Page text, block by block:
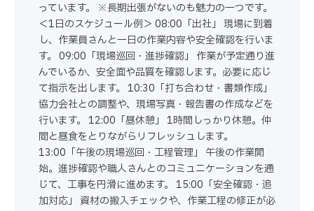
っています。 ※長期出張がないのも魅力の一つです。
＜1日のスケジュール例＞ 08:00「出社」 現場に到着
し、作業員さんと一日の作業内容や安全確認を行いま
す。 09:00「現場巡回・進捗確認」 作業が予定通り進
んでいるか、安全面や品質を確認します。必要に応じ
て指示を出します。 10:30「打ち合わせ・書類作成」
協力会社との調整や、現場写真・報告書の作成などを
行います。 12:00「昼休憩」 1時間しっかり休憩。仲
間と昼食をとりながらリフレッシュします。
13:00「午後の現場巡回・工程管理」 午後の作業開
始。進捗確認や職人さんとのコミュニケーションを通
じて、工事を円滑に進めます。 15:00「安全確認・追
加対応」 資材の搬入チェックや、作業工程の修正が必